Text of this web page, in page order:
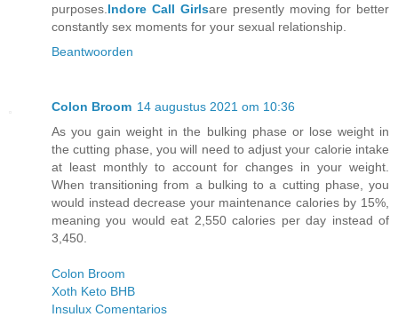
purposes. Indore Call Girlsare presently moving for better
constantly sex moments for your sexual relationship.
Beantwoorden
Colon Broom 14 augustus 2021 om 10:36
As you gain weight in the bulking phase or lose weight in
the cutting phase, you will need to adjust your calorie intake
at least monthly to account for changes in your weight.
When transitioning from a bulking to a cutting phase, you
would instead decrease your maintenance calories by 15%,
meaning you would eat 2,550 calories per day instead of
3,450.
Colon Broom
Xoth Keto BHB
Insulux Comentarios